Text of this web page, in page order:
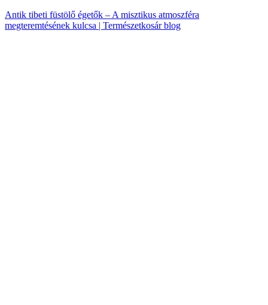
Antik tibeti füstölő égetők – A misztikus atmoszféra
megteremtésének kulcsa | Természetkosár blog